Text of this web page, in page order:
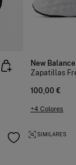
New Balance
100,00 €
+4 Colores
SIMILARES